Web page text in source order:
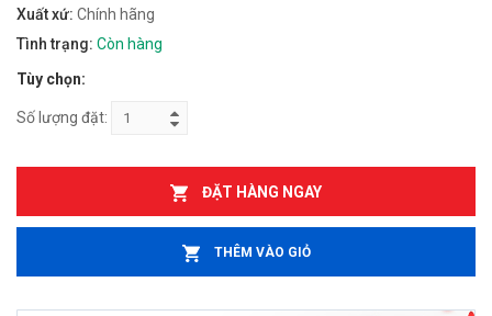
Xuất xứ: Chính hãng
Tình trạng: Còn hàng
Tùy chọn:
Số lượng đặt:
ĐẶT HÀNG NGAY
THÊM VÀO GIỎ